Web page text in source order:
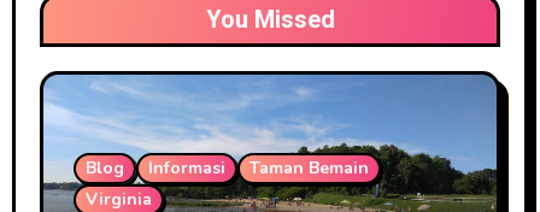
You Missed
Blog Informasi
Taman Bemain
Virginia